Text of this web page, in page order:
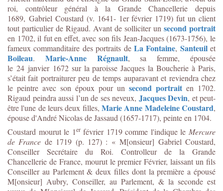
roi, contrôleur général à la Grande Chancellerie depuis
1689, Gabriel Coustard (v. 1641- 1er février 1719) fut un client
tout particulier de Rigaud. Avant de solliciter un second portrait
en 1702, il fut en effet, avec son fils Jean-Jacques (1673-1756), le
fameux commanditaire des portraits de La Fontaine, Santeuilet
Boileau. Marie-Anne Régnault, sa femme, épousée
le 24 janvier 1672 sur la paroisse Jacques la Boucherie à Paris,
s’était fait portraiturer peu de temps auparavant et reviendra chez
le peintre avec son époux pour un second portrait en 1702.
Rigaud peindra aussi l’un de ses neveux, Jacques Devin, et peut-
être l'une de leurs deux filles, Marie Anne Madeleine Coustard,
épouse d'André Nicolas de Jassaud (1657-1717), peinte en 1704.
Coustard mourut le 1erfévrier 1719 comme l'indique le Mercure
de France de 1719 (p. 127) : « M[onsieur] Gabriel Coustard,
Conseiller Secrétaire du Roi. Controlleur de la Grande
Chancellerie de France, mourut le premier Février, laissant un fils
Conseiller au Parlement & deux filles dont la première a épousé
M[onsieur] Aubry, Conseiller, au Parlement, & la seconde est